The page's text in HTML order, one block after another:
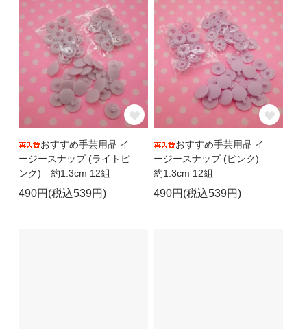
おすすめ手芸用品 イ
ージースナップ (ライトピ
ンク) 約1.3cm 12組
490円(税込539円)
おすすめ手芸用品 イ
ージースナップ (ピンク)
約1.3cm 12組
490円(税込539円)